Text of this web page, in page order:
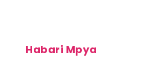
Habari Mpya